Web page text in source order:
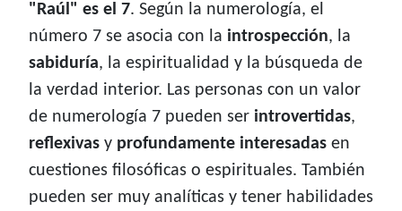
"Raúl" es el 7. Según la numerología, el
número 7 se asocia con la introspección, la
sabiduría, la espiritualidad y la búsqueda de
la verdad interior. Las personas con un valor
de numerología 7 pueden ser introvertidas,
reflexivas y profundamente interesadas en
cuestiones filosóficas o espirituales. También
pueden ser muy analíticas y tener habilidades